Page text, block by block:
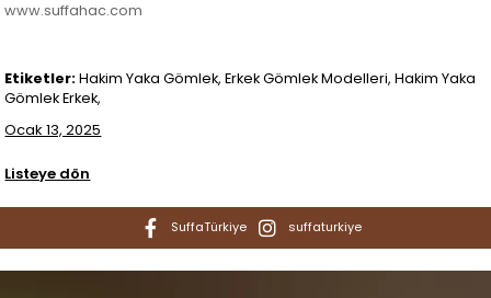
www.suffahac.com
Etiketler:Hakim Yaka Gömlek, Erkek Gömlek Modelleri, Hakim Yaka
Gömlek Erkek,
Ocak 13, 2025
Listeye dön
SuffaTürkiye suffaturkiye